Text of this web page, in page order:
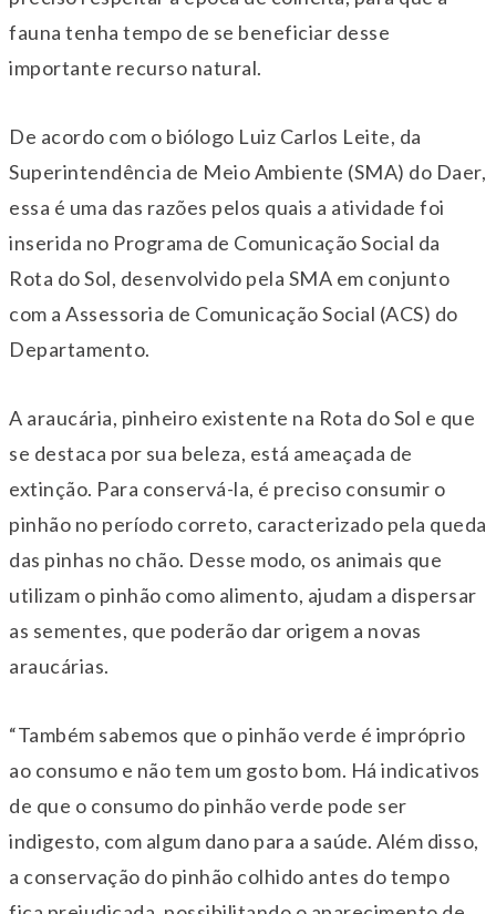
fauna tenha tempo de se beneficiar desse
importante recurso natural.
De acordo com o biólogo Luiz Carlos Leite, da
Superintendência de Meio Ambiente (SMA) do Daer,
essa é uma das razões pelos quais a atividade foi
inserida no Programa de Comunicação Social da
Rota do Sol, desenvolvido pela SMA em conjunto
com a Assessoria de Comunicação Social (ACS) do
Departamento.
A araucária, pinheiro existente na Rota do Sol e que
se destaca por sua beleza, está ameaçada de
extinção. Para conservá-la, é preciso consumir o
pinhão no período correto, caracterizado pela queda
das pinhas no chão. Desse modo, os animais que
utilizam o pinhão como alimento, ajudam a dispersar
as sementes, que poderão dar origem a novas
araucárias.
“Também sabemos que o pinhão verde é impróprio
ao consumo e não tem um gosto bom. Há indicativos
de que o consumo do pinhão verde pode ser
indigesto, com algum dano para a saúde. Além disso,
a conservação do pinhão colhido antes do tempo